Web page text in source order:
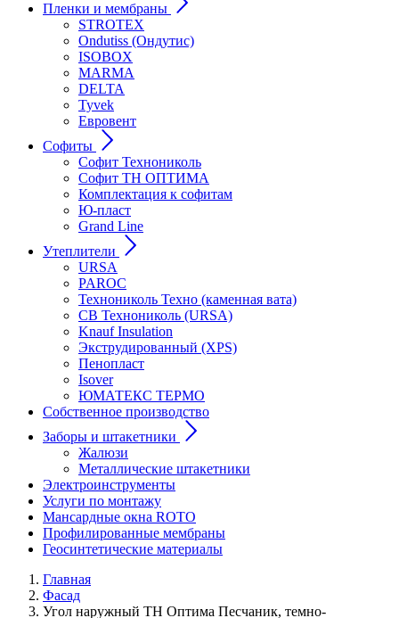
Пленки и мембраны
STROTEX
Ondutiss (Ондутис)
ISOBOX
MARMA
DELTA
Tyvek
Евровент
Софиты
Софит Технониколь
Софит ТН ОПТИМА
Комплектация к софитам
Ю-пласт
Grand Line
Утеплители
URSA
PAROC
Технониколь Техно (каменная вата)
СВ Технониколь (URSA)
Knauf Insulation
Экструдированный (XPS)
Пенопласт
Isover
ЮМАТЕКС ТЕРМО
Собственное производство
Заборы и штакетники
Жалюзи
Металлические штакетники
Электроинструменты
Услуги по монтажу
Мансардные окна ROTO
Профилированные мембраны
Геосинтетические материалы
Главная
Фасад
Угол наружный ТН Оптима Песчаник, темно-